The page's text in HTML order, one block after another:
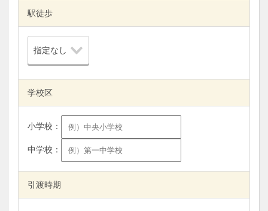
駅徒歩
学校区
小学校：
中学校：
引渡時期